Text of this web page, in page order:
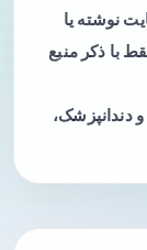
نوشته یا
با ذکر منبع
دندانپزشک،